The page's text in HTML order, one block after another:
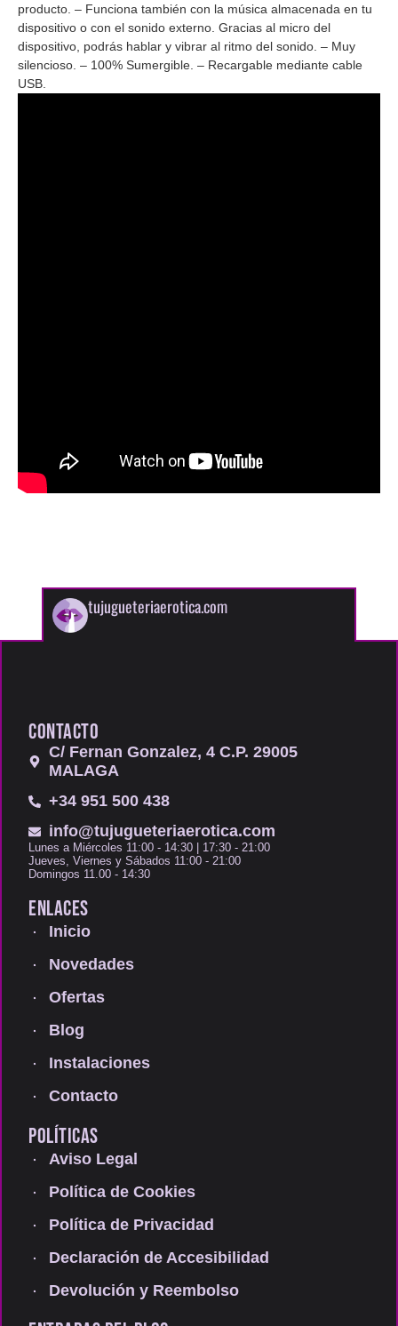
producto. – Funciona también con la música almacenada en tu
dispositivo o con el sonido externo. Gracias al micro del
dispositivo, podrás hablar y vibrar al ritmo del sonido. – Muy
silencioso. – 100% Sumergible. – Recargable mediante cable
USB.
tujugueteriaerotica.com
CONTACTO
C/ Fernan Gonzalez, 4 C.P. 29005
MALAGA
+34 951 500 438
info@tujugueteriaerotica.com
Lunes a Miércoles 11:00 - 14:30 | 17:30 - 21:00
Jueves, Viernes y Sábados 11:00 - 21:00
Domingos 11.00 - 14:30
ENLACES
Inicio
Novedades
Ofertas
Blog
Instalaciones
Contacto
POLÍTICAS
Aviso Legal
Política de Cookies
Política de Privacidad
Declaración de Accesibilidad
Devolución y Reembolso